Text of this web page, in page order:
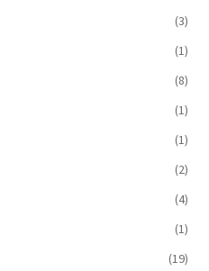
(3)
(1)
(8)
(1)
(1)
(2)
(4)
(1)
(19)